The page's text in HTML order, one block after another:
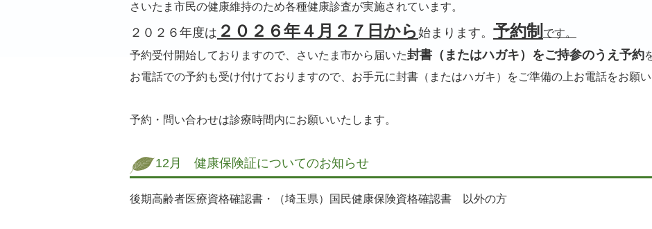
さいたま市民の健康維持のため各種健康診査が実施されています。
２０２６年度は ２０２６年４月２７日から始まります。 予約制 です。
予約受付開始しておりますので、さいたま市から届いた封書（またはハガキ）をご持参のうえ予約
お電話での予約も受け付けておりますので、お手元に封書（またはハガキ）をご準備の上お電話をお願い
予約・問い合わせは診療時間内にお願いいたします。
12月 健康保険証についてのお知らせ
後期高齢者医療資格確認書・（埼玉県）国民健康保険資格確認書 以外の方